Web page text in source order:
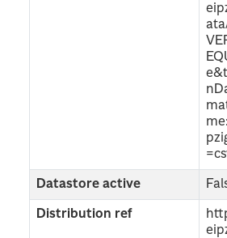
Datastore active
Distribution ref